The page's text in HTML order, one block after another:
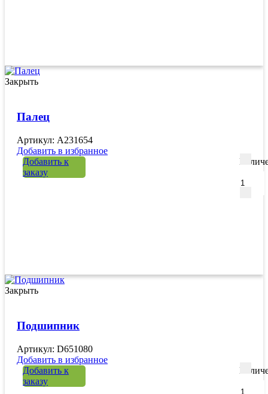
Закрыть
Палец
Артикул: А231654
Добавить в избранное
Добавить к
заказу
Закрыть
Подшипник
Артикул: D651080
Добавить в избранное
Добавить к
заказу